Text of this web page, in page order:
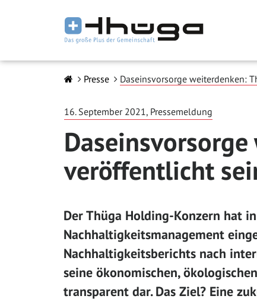
Presse Daseinsvorsorge weiterdenken:
16. September 2021, Pressemeldung
veröffentlicht
Der Thüga Holding-Konzern hat
Nachhaltigkeitsmanagement
Nachhaltigkeitsberichts nach
seine ökonomischen,
transparent dar. Das Ziel? Eine